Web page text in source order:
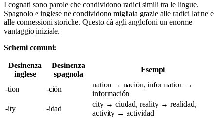
I cognati sono parole che condividono radici simili tra le lingue.
Spagnolo e inglese ne condividono migliaia grazie alle radici latine e
alle connessioni storiche. Questo dà agli anglofoni un enorme
vantaggio iniziale.
Schemi comuni:
Desinenza
inglese
Desinenza
spagnola
Esempi
-tion -ción
nation → nación, information →
información
-ity
-idad
city → ciudad, reality → realidad,
activity → actividad